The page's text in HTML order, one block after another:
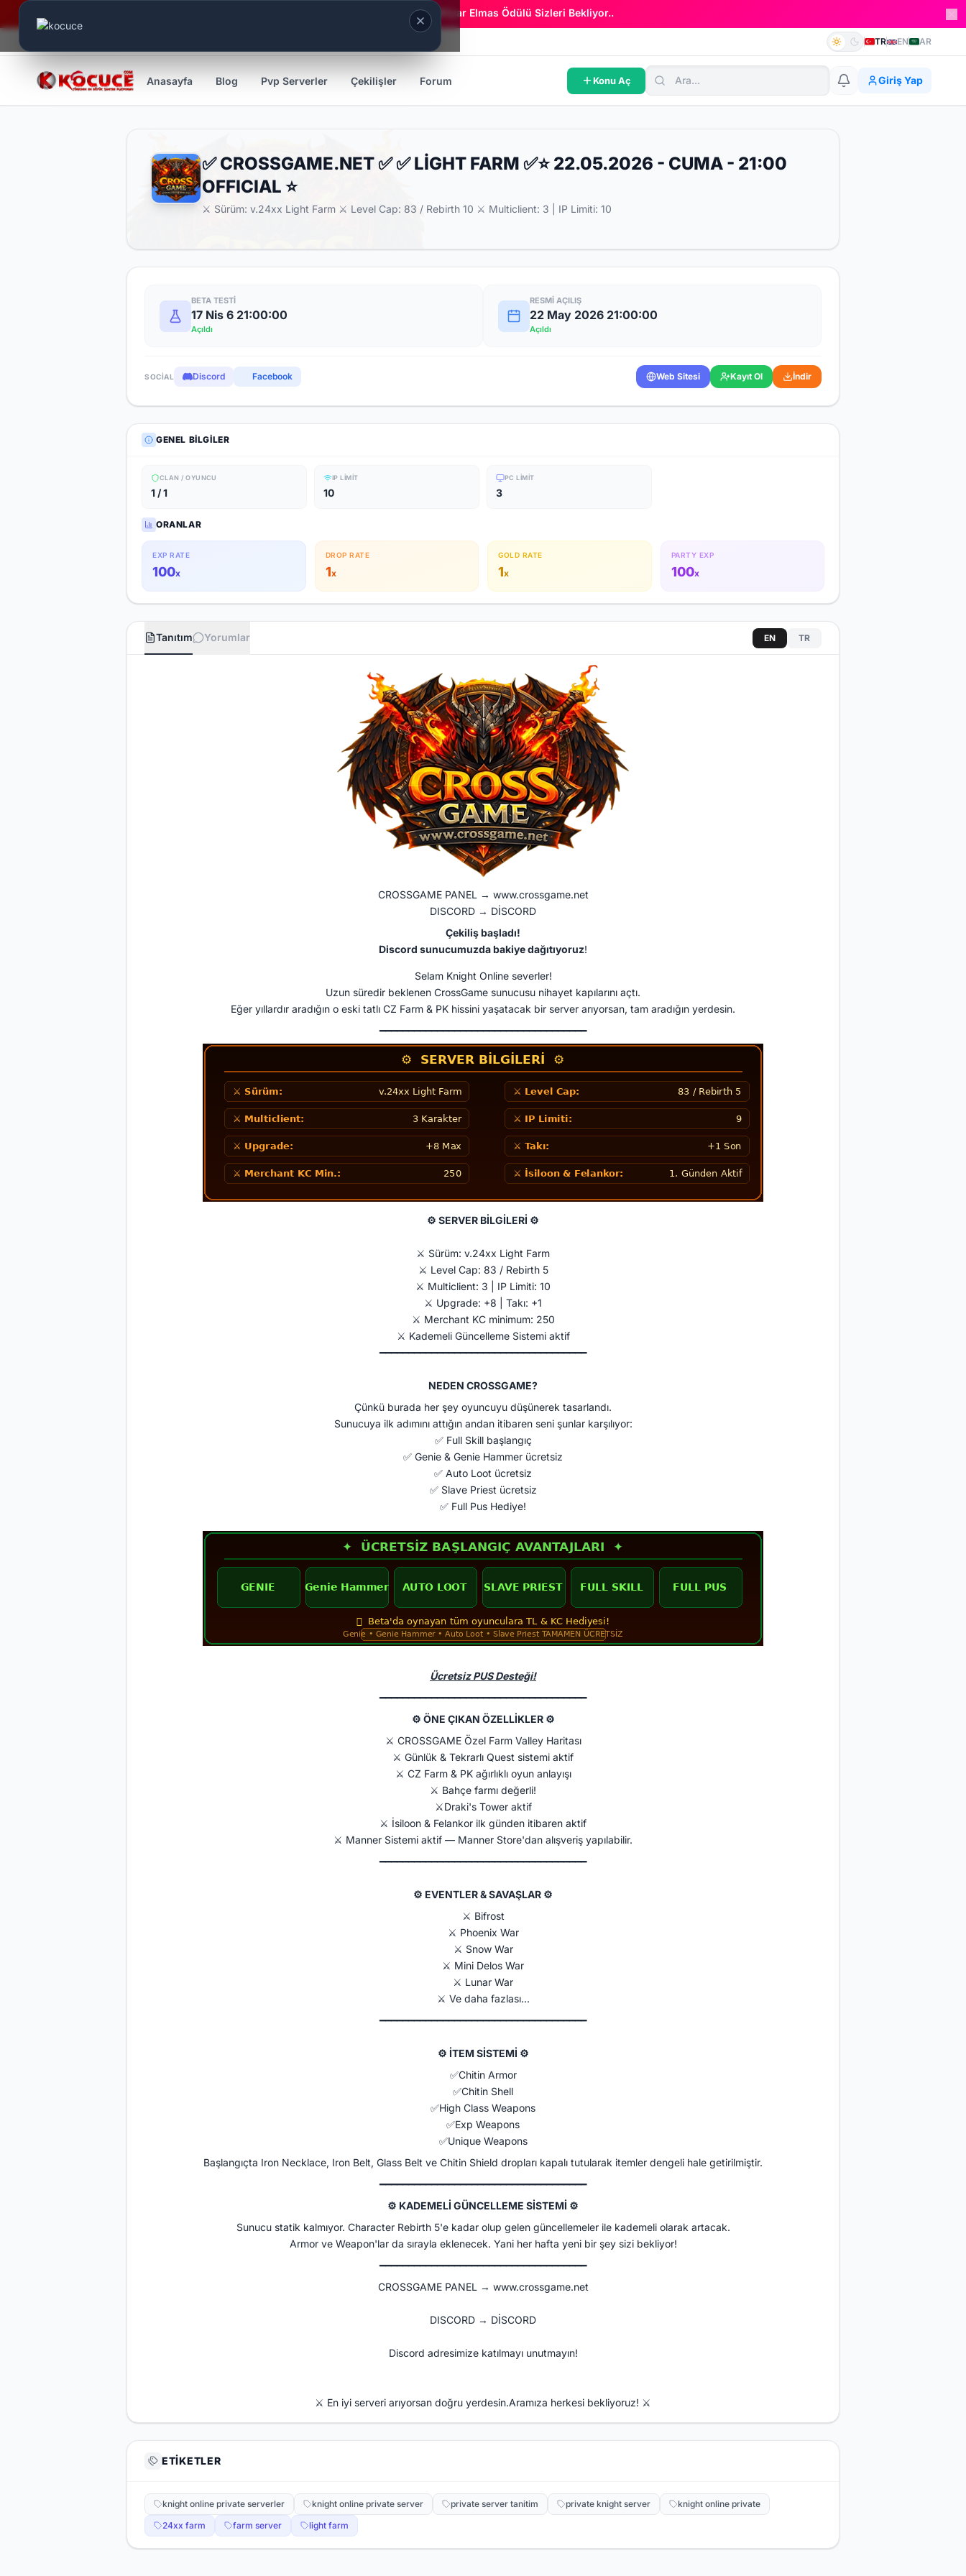
Era Online - 2 Milyar Elmas Ödülü Sizleri Bekliyor..
TR EN AR
Anasayfa Blog Pvp Serverler Çekilişler Forum Konu Aç Giriş Yap
✅ CROSSGAME.NET ✅ ✅ LİGHT FARM ✅⭐ 22.05.2026 - CUMA - 21:00
OFFICIAL ⭐
⚔️ Sürüm: v.24xx Light Farm ⚔️ Level Cap: 83 / Rebirth 10 ⚔️ Multiclient: 3 | IP Limiti: 10
BETA TESTI
17 Nis 6 21:00:00
Açıldı
RESMI AÇILIŞ
22 May 2026 21:00:00
Açıldı
SOCIAL Discord Facebook Web Sitesi Kayıt Ol İndir
GENEL BILGILER
CLAN / OYUNCU
1 / 1
IP LIMIT
10
PC LIMIT
3
ORANLAR
EXP RATE
100x
DROP RATE
1x
GOLD RATE
1x
PARTY EXP
100x
Tanıtım Yorumlar EN TR
CROSSGAME PANEL → www.crossgame.net
DISCORD → DİSCORD
Çekiliş başladı!
Discord sunucumuzda bakiye dağıtıyoruz!​
Selam Knight Online severler!
Uzun süredir beklenen CrossGame sunucusu nihayet kapılarını açtı.
Eğer yıllardır aradığın o eski tatlı CZ Farm & PK hissini yaşatacak bir server arıyorsan, tam aradığın yerdesin.
━━━━━━━━━━━━━━━━━━━━━━━━━━━━━━━━━━━━
⚙ SERVER BİLGİLERİ ⚙
⚔️ Sürüm: v.24xx Light Farm
⚔️ Level Cap: 83 / Rebirth 5
⚔️ Multiclient: 3 | IP Limiti: 10
⚔️ Upgrade: +8 | Takı: +1
⚔️ Merchant KC minimum: 250
⚔️ Kademeli Güncelleme Sistemi aktif
━━━━━━━━━━━━━━━━━━━━━━━━━━━━━━━━━━━━​
NEDEN CROSSGAME?​
Çünkü burada her şey oyuncuyu düşünerek tasarlandı.
Sunucuya ilk adımını attığın andan itibaren seni şunlar karşılıyor:
✅ Full Skill başlangıç
✅ Genie & Genie Hammer ücretsiz
✅ Auto Loot ücretsiz
✅ Slave Priest ücretsiz
✅ Full Pus Hediye!
Ücretsiz PUS Desteği!
━━━━━━━━━━━━━━━━━━━━━━━━━━━━━━━━━━━━​
⚙ ÖNE ÇIKAN ÖZELLİKLER ⚙​
⚔️ CROSSGAME Özel Farm Valley Haritası
⚔️ Günlük & Tekrarlı Quest sistemi aktif
⚔️ CZ Farm & PK ağırlıklı oyun anlayışı
⚔️ Bahçe farmı değerli!
⚔️Draki's Tower aktif
⚔️ İsiloon & Felankor ilk günden itibaren aktif
⚔️ Manner Sistemi aktif — Manner Store'dan alışveriş yapılabilir.
━━━━━━━━━━━━━━━━━━━━━━━━━━━━━━━━━━━━
⚙ EVENTLER & SAVAŞLAR ⚙​
⚔️ Bifrost
⚔️ Phoenix War
⚔️ Snow War
⚔️ Mini Delos War
⚔️ Lunar War
⚔️ Ve daha fazlası...
━━━━━━━━━━━━━━━━━━━━━━━━━━━━━━━━━━━━
⚙ İTEM SİSTEMİ ⚙​
✅Chitin Armor
✅Chitin Shell
✅High Class Weapons
✅Exp Weapons
✅Unique Weapons
Başlangıçta Iron Necklace, Iron Belt, Glass Belt ve Chitin Shield dropları kapalı tutularak itemler dengeli hale getirilmiştir.
━━━━━━━━━━━━━━━━━━━━━━━━━━━━━━━━━━━━​
⚙ KADEMELİ GÜNCELLEME SİSTEMİ ⚙​
Sunucu statik kalmıyor. Character Rebirth 5'e kadar olup gelen güncellemeler ile kademeli olarak artacak.
Armor ve Weapon'lar da sırayla eklenecek. Yani her hafta yeni bir şey sizi bekliyor!
━━━━━━━━━━━━━━━━━━━━━━━━━━━━━━━━━━━━​
CROSSGAME PANEL → www.crossgame.net
DISCORD → DİSCORD
Discord adresimize katılmayı unutmayın!
⚔ En iyi serveri arıyorsan doğru yerdesin.Aramıza herkesi bekliyoruz! ⚔
ETIKETLER
knight online private serverler knight online private server private server tanitim private knight server
knight online private
24xx farm
farm server light farm